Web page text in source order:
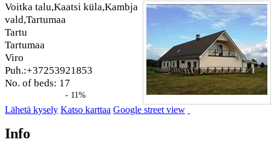
Voitka talu,Kaatsi küla,Kambja
vald,Tartumaa
Tartu
Tartumaa
Viro
Puh.:+37253921853
No. of beds: 17
- 11%
Lähetä kysely Katso karttaa Google street view
Info